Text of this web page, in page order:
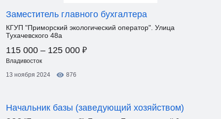
Заместитель главного бухгалтера
КГУП "Приморский экологический оператор". Улица
Тухачевского 48а
115 000 – 125 000 ₽
Владивосток
13 ноября 2024
876
Начальник базы (заведующий хозяйством)